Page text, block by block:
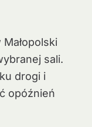
sali.
drogi i
opóźnień